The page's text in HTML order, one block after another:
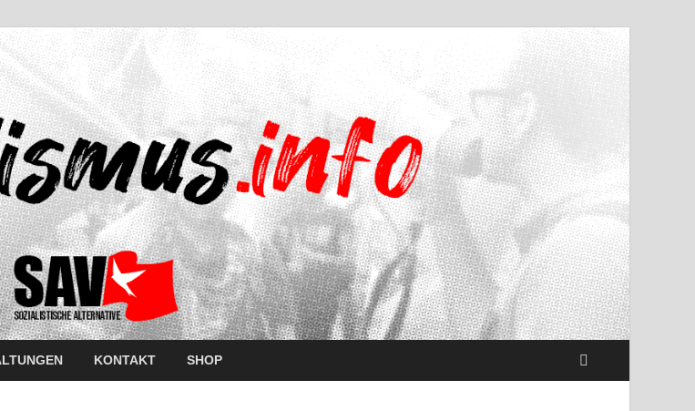
KONTAKT SHOP